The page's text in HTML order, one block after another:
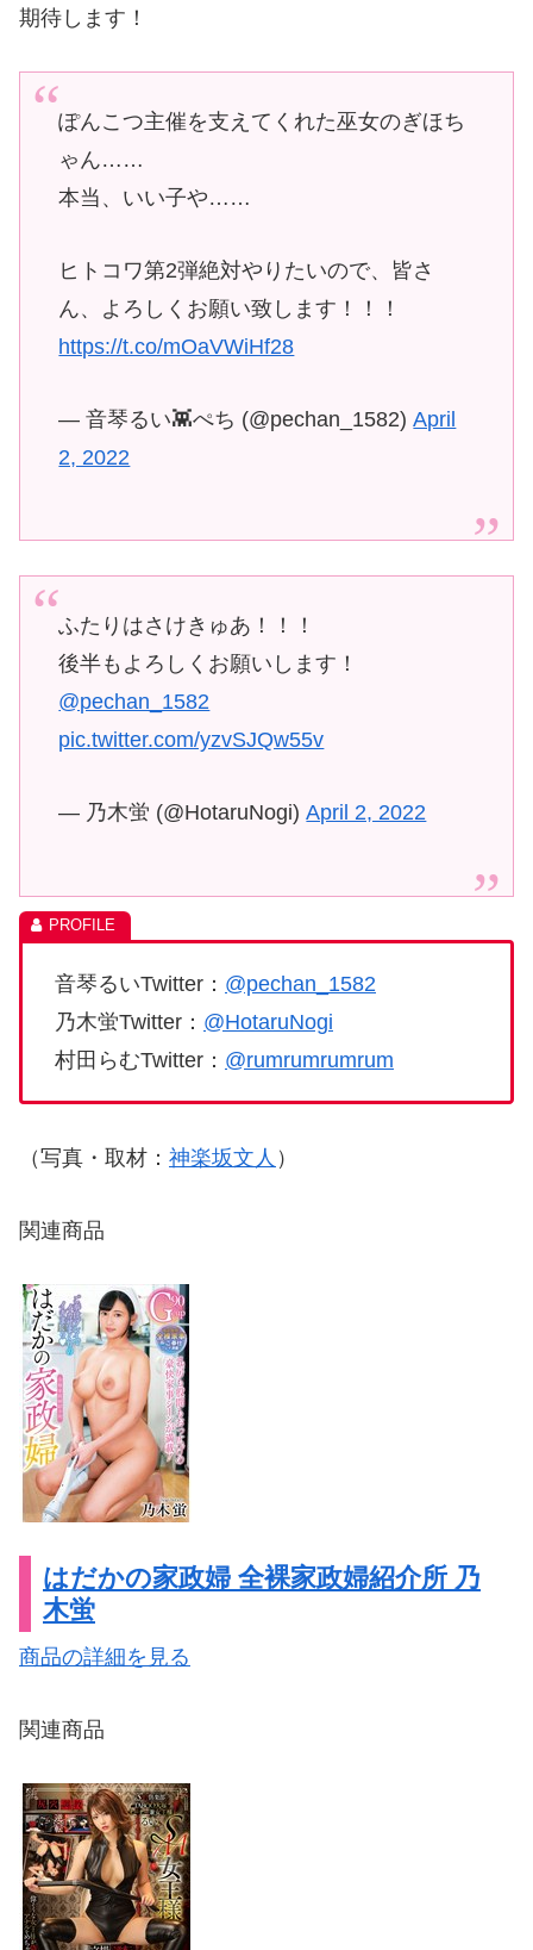
期待します！
ぽんこつ主催を支えてくれた巫女のぎほち
ゃん……
本当、いい子や……
ヒトコワ第2弾絶対やりたいので、皆さ
ん、よろしくお願い致します！！！
https://t.co/mOaVWiHf28
— 音琴るい👾ぺち (@pechan_1582)April
2, 2022
ふたりはさけきゅあ！！！
後半もよろしくお願いします！
@pechan_1582
pic.twitter.com/yzvSJQw55v
— 乃木蛍 (@HotaruNogi)April 2, 2022
音琴るいTwitter： @pechan_1582
乃木蛍Twitter： @HotaruNogi
村田らむTwitter： @rumrumrumrum
（写真・取材： 神楽坂文人 ）
関連商品
はだかの家政婦 全裸家政婦紹介所 乃
木蛍
商品の詳細を見る
関連商品